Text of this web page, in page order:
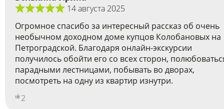
14 августа 2025
Огромное спасибо за интересный рассказ об очень
необычном доходном доме купцов Колобановых на
Петроградской. Благодаря онлайн-экскурсии
получилось обойти его со всех сторон,
парадными лестницами, побывать во дворах,
посмотреть на одну из квартир изнутри.
2